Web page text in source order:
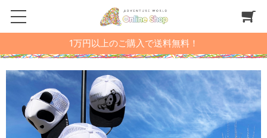
1万円以上のご購入で送料無料！